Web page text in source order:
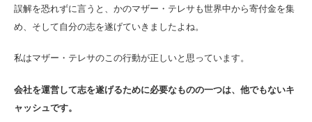
誤解を恐れずに言うと、かのマザー・テレサも世界中から寄付金を集
め、そして自分の志を遂げていきましたよね。
私はマザー・テレサのこの行動が正しいと思っています。
会社を運営して志を遂げるために必要なものの一つは、他でもないキ
ャッシュです。